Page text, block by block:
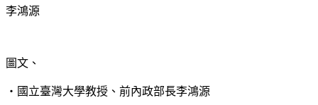
李鴻源
圖文、
・ 國立臺灣大學教授、前內政部長李鴻源